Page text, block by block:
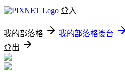
登入
我的部落格 我的部落格後台
登出